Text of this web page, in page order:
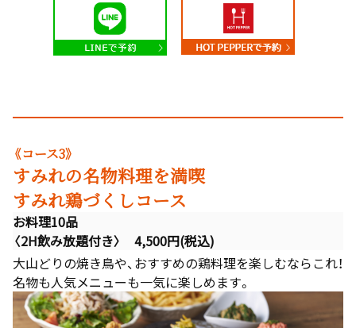
《コース3》
すみれの名物料理を満喫
すみれ鶏づくしコース
お料理10品
〈2H飲み放題付き〉 4,500円(税込)
大山どりの焼き鳥や、おすすめの鶏料理を楽しむならこれ！
名物も人気メニューも一気に楽しめます。